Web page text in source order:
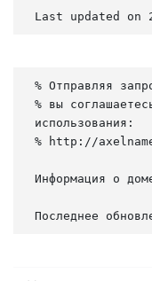
Last updated on
% Отправляя
% вы
использования:
% http://
Информация о
Последнее